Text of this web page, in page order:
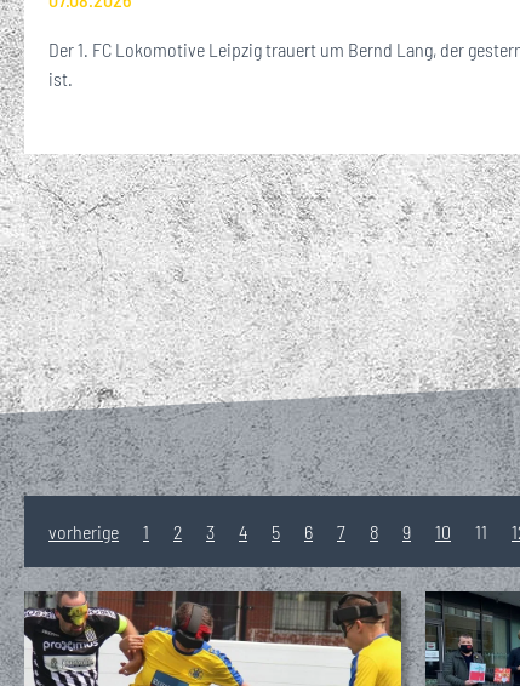
Der 1. FC Lokomotive Leipzig trauert um Bernd Lang, der
ist.
vorherige 1 2 3 4 5 6 7 8 9 10 11